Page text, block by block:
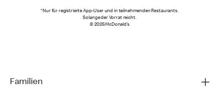
*Nur für registrierte App-User und in teilnehmenden Restaurants.
Solange der Vorrat reicht.
© 2026 McDonald’s
Familien